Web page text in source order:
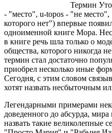
Термин
- "место", u-topos - "не место",
которого нет") впервые
одноименной книге Мора.
в книге речь шла только о
общества, которого никогда
термин стал достаточно
приобрел несколько иные
Сегодня, с этим словом
хотят назвать несбыточным
Легендарными примерами
доведенного до абсурда,
назвать такие великолепные